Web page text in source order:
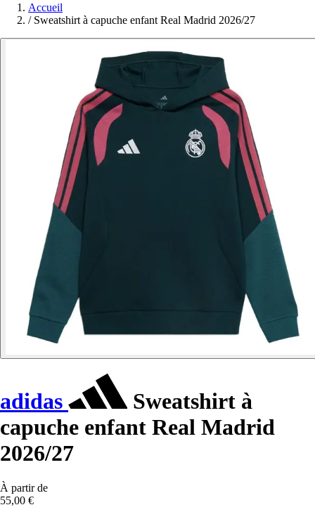
Accueil
/ Sweatshirt à capuche enfant Real Madrid 2026/27
adidas
Sweatshirt à
capuche enfant Real Madrid
2026/27
À partir de
55,00 €